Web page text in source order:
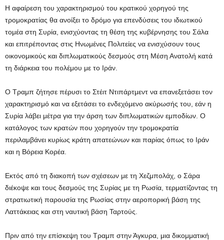
Η αφαίρεση του χαρακτηρισμού του κρατικού χορηγού της
τρομοκρατίας θα ανοίξει το δρόμο για επενδύσεις του ιδιωτικού
τομέα στη Συρία, ενισχύοντας τη θέση της κυβέρνησης του Σάλα
και επιτρέποντας στις Ηνωμένες Πολιτείες να ενισχύσουν τους
οικονομικούς και διπλωματικούς δεσμούς στη Μέση Ανατολή κατά
τη διάρκεια του πολέμου με το Ιράν.
Ο Τραμπ ζήτησε πέρυσι το Στέιτ Ντιπάρτμεντ να επανεξετάσει τον
χαρακτηρισμό και να εξετάσει το ενδεχόμενο ακύρωσής του, εάν η
Συρία λάβει μέτρα για την άρση των διπλωματικών εμποδίων. Ο
κατάλογος των κρατών που χορηγούν την τρομοκρατία
περιλαμβάνει κυρίως κράτη απατεώνων και παρίας όπως το Ιράν
και η Βόρεια Κορέα.
Εκτός από τη διακοπή των σχέσεων με τη Χεζμπολάχ, ο Σάρα
διέκοψε και τους δεσμούς της Συρίας με τη Ρωσία, τερματίζοντας τη
στρατιωτική παρουσία της Ρωσίας στην αεροπορική βάση της
Λαττάκειας και στη ναυτική βάση Ταρτούς.
Πριν από την επίσκεψη του Τραμπ στην Άγκυρα, μια δικομματική